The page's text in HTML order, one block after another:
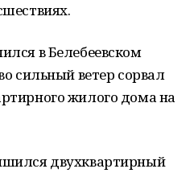
в Белебеевском
сильный ветер сорвал
жилого дома на
двухквартирный